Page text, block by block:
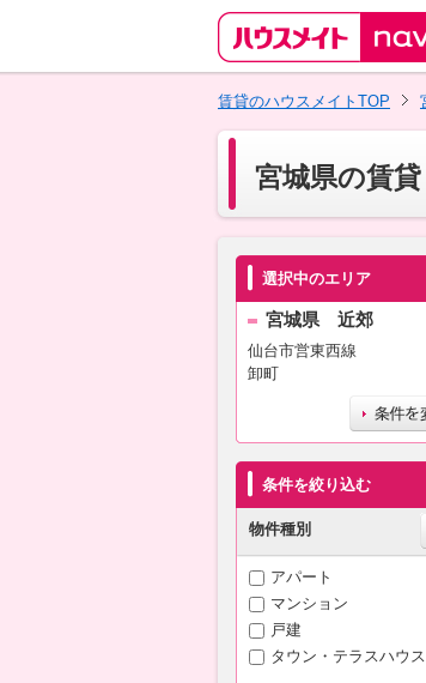
賃貸のハウスメイトTOP
宮城県の賃
選択中のエリア
宮城県 近郊
仙台市営東西線
卸町
条件を絞り込む
物件種別
アパート
マンション
戸建
タウン・テラスハウス